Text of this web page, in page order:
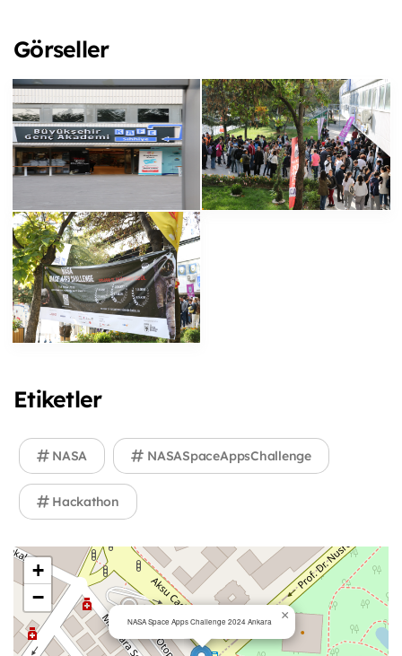
Görseller
Etiketler
NASA NASASpaceAppsChallenge
Hackathon
NASA Space Apps Challenge 2024 Ankara ×
+
−